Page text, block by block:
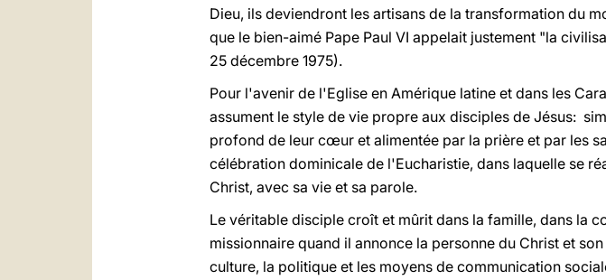
Dieu, ils deviendront les artisans de la transformation du
que le bien-aimé Pape Paul VI appelait justement "la
25 décembre 1975).
Pour l'avenir de l'Eglise en Amérique latine et dans les
assument le style de vie propre aux disciples de Jésus:
profond de leur cœur et alimentée par la prière et par les
célébration dominicale de l'Eucharistie, dans laquelle se
Christ, avec sa vie et sa parole.
Le véritable disciple croît et mûrit dans la famille, dans la
missionnaire quand il annonce la personne du Christ et
culture, la politique et les moyens de communication